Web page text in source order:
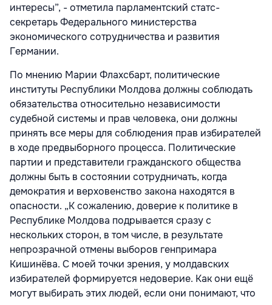
интересы”, - отметила парламентский статс-
секретарь Федерального министерства
экономического сотрудничества и развития
Германии.
По мнению Марии Флахсбарт, политические
институты Республики Молдова должны соблюдать
обязательства относительно независимости
судебной системы и прав человека, они должны
принять все меры для соблюдения прав избирателей
в ходе предвыборного процесса. Политические
партии и представители гражданского общества
должны быть в состоянии сотрудничать, когда
демократия и верховенство закона находятся в
опасности. „К сожалению, доверие к политике в
Республике Молдова подрывается сразу с
нескольких сторон, в том числе, в результате
непрозрачной отмены выборов генпримара
Кишинёва. С моей точки зрения, у молдавских
избирателей формируется недоверие. Как они ещё
могут выбирать этих людей, если они понимают, что